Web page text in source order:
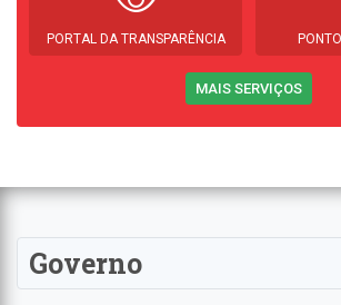
PORTAL DA TRANSPARÊNCIA
MAIS SERVIÇOS
Governo